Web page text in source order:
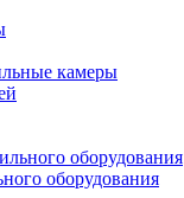
камеры
оборудования
оборудования